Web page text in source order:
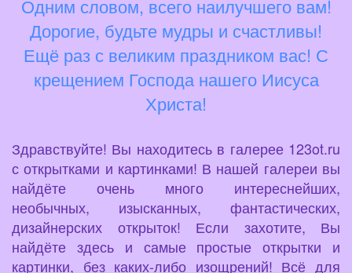
Одним словом, всего наилучшего вам!
Дорогие, будьте мудры и счастливы!
Ещё раз с великим праздником вас! С
крещением Господа нашего Иисуса
Христа!
Здравствуйте! Вы находитесь в галерее 123ot.ru
с открытками и картинками! В нашей галереи вы
найдёте очень много интереснейших,
необычных, изысканных, фантастических,
дизайнерских открыток! Если захотите, Вы
найдёте здесь и самые простые открытки и
картинки, без каких-либо изощрений! Всё для